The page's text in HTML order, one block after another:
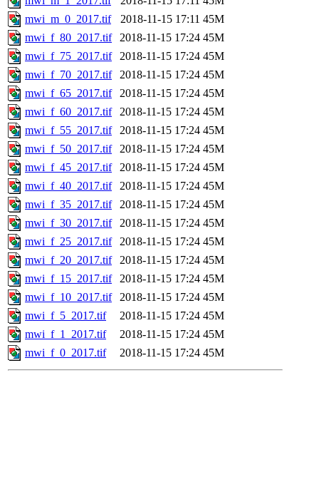
mwi_m_0_2017.tif
2018-11-15 17:11 45M
mwi_f_80_2017.tif
2018-11-15 17:24 45M
mwi_f_75_2017.tif
2018-11-15 17:24 45M
mwi_f_70_2017.tif
2018-11-15 17:24 45M
mwi_f_65_2017.tif
2018-11-15 17:24 45M
mwi_f_60_2017.tif
2018-11-15 17:24 45M
mwi_f_55_2017.tif
2018-11-15 17:24 45M
mwi_f_50_2017.tif
2018-11-15 17:24 45M
mwi_f_45_2017.tif
2018-11-15 17:24 45M
mwi_f_40_2017.tif
2018-11-15 17:24 45M
mwi_f_35_2017.tif
2018-11-15 17:24 45M
mwi_f_30_2017.tif
2018-11-15 17:24 45M
mwi_f_25_2017.tif
2018-11-15 17:24 45M
mwi_f_20_2017.tif
2018-11-15 17:24 45M
mwi_f_15_2017.tif
2018-11-15 17:24 45M
mwi_f_10_2017.tif
2018-11-15 17:24 45M
mwi_f_5_2017.tif
2018-11-15 17:24 45M
mwi_f_1_2017.tif
2018-11-15 17:24 45M
mwi_f_0_2017.tif
2018-11-15 17:24 45M